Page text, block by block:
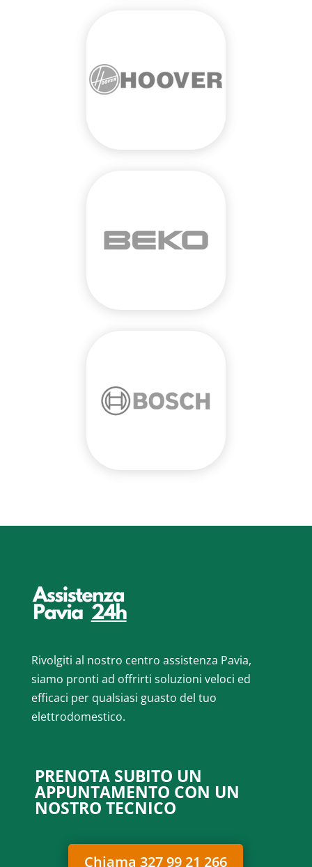
Rivolgiti al nostro centro assistenza Pavia,
siamo pronti ad offrirti soluzioni veloci ed
efficaci per qualsiasi guasto del tuo
elettrodomestico.
PRENOTA SUBITO UN
APPUNTAMENTO CON UN
NOSTRO TECNICO
Chiama 327 99 21 266